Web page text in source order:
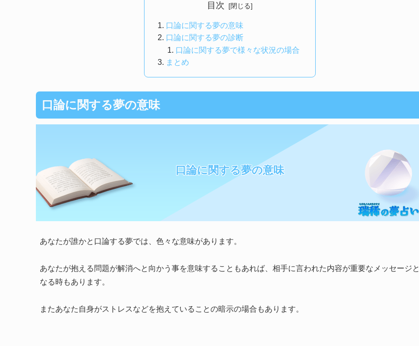
目次
口論に関する夢の意味
口論に関する夢の診断
口論に関する夢で様々な状況の場合
まとめ
口論に関する夢の意味
口論に関する夢の意味
あなたが誰かと口論する夢では、色々な意味があります。
あなたが抱える問題が解消へと向かう事を意味することもあれば、相手に言われた内容が重要なメッセージと
なる時もあります。
またあなた自身がストレスなどを抱えていることの暗示の場合もあります。